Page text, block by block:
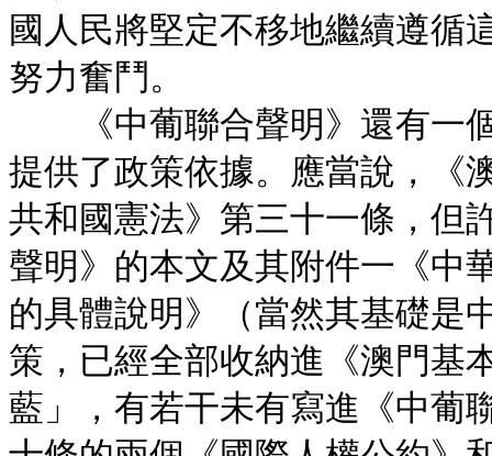
國人民將堅定不移地繼續遵循
努力奮鬥。
《中葡聯合聲明》還有一個
提供了政策依據。應當說，《
共和國憲法》第三十一條，但
聲明》的本文及其附件一《中
的具體說明》（當然其基礎是
策，已經全部收納進《澳門基
藍」，有若干未有寫進《中葡